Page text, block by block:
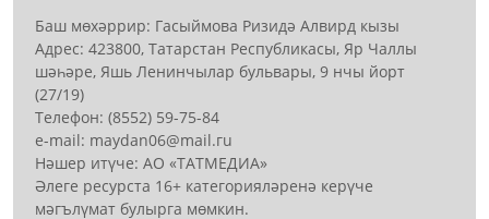
Баш мөхәррир: Гасыймова Ризидә Алвирд кызы
Адрес: 423800, Татарстан Республикасы, Яр Чаллы
шәһәре, Яшь Ленинчылар бульвары, 9 нчы йорт
(27/19)
Телефон: (8552) 59-75-84
е-mail: mауdаn06@mail.гu
Нәшер итүче: АО «ТАТМЕДИА»
Әлеге ресурста 16+ категорияләренә керүче
мәгълүмат булырга мөмкин.